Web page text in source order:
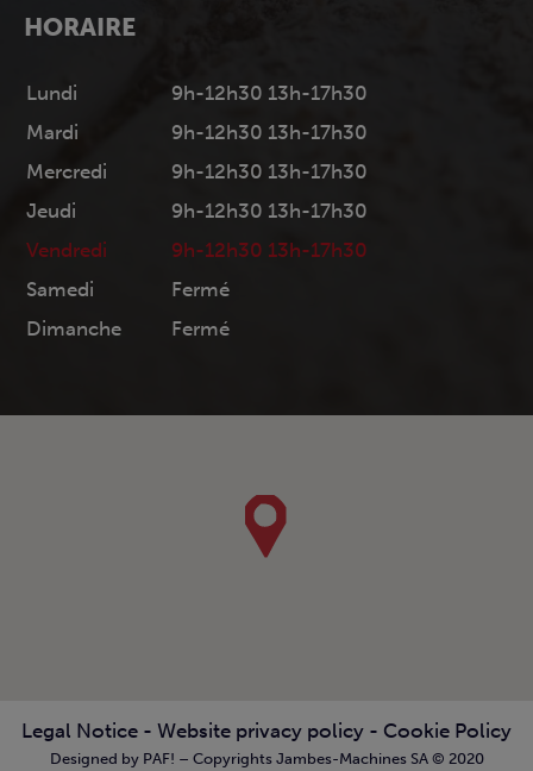
HORAIRE
Lundi
9h-12h30 13h-17h30
Mardi
9h-12h30 13h-17h30
Mercredi
9h-12h30 13h-17h30
Jeudi
9h-12h30 13h-17h30
Vendredi
9h-12h30 13h-17h30
Samedi
Fermé
Dimanche
Fermé
Legal Notice - Website privacy policy - Cookie Policy
Designed by PAF! – Copyrights Jambes-Machines SA © 2020